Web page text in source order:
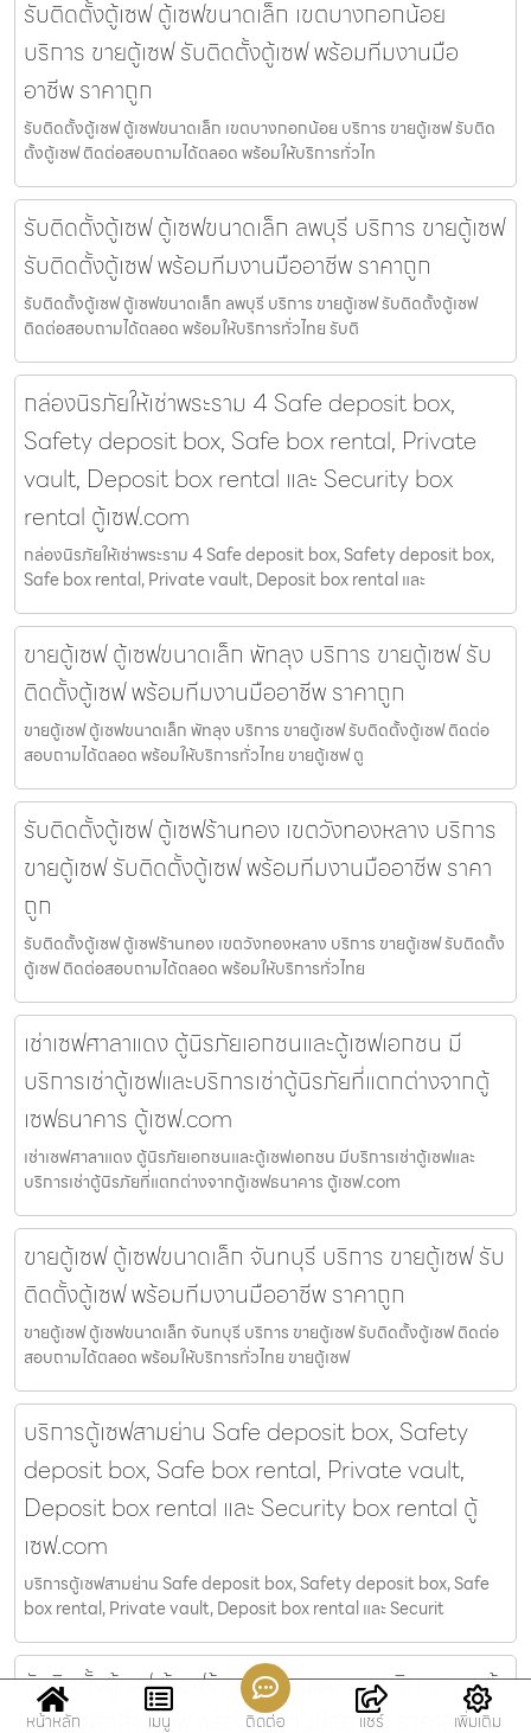
รับติดตั้งตู้เซฟ ตู้เซฟขนาดเล็ก เขตบางกอกน้อย
บริการ ขายตู้เซฟ รับติดตั้งตู้เซฟ พร้อมทีมงานมือ
อาชีพ ราคาถูก
รับติดตั้งตู้เซฟ ตู้เซฟขนาดเล็ก เขตบางกอกน้อย บริการ ขายตู้เซฟ รับติด
ตั้งตู้เซฟ ติดต่อสอบถามได้ตลอด พร้อมให้บริการทั่วไท
รับติดตั้งตู้เซฟ ตู้เซฟขนาดเล็ก ลพบุรี บริการ ขายตู้เซฟ
รับติดตั้งตู้เซฟ พร้อมทีมงานมืออาชีพ ราคาถูก
รับติดตั้งตู้เซฟ ตู้เซฟขนาดเล็ก ลพบุรี บริการ ขายตู้เซฟ รับติดตั้งตู้เซฟ
ติดต่อสอบถามได้ตลอด พร้อมให้บริการทั่วไทย รับติ
กล่องนิรภัยให้เช่าพระราม 4 Safe deposit box,
Safety deposit box, Safe box rental, Private
vault, Deposit box rental และ Security box
rental ตู้เซฟ.com
กล่องนิรภัยให้เช่าพระราม 4 Safe deposit box, Safety deposit box,
Safe box rental, Private vault, Deposit box rental และ
ขายตู้เซฟ ตู้เซฟขนาดเล็ก พัทลุง บริการ ขายตู้เซฟ รับ
ติดตั้งตู้เซฟ พร้อมทีมงานมืออาชีพ ราคาถูก
ขายตู้เซฟ ตู้เซฟขนาดเล็ก พัทลุง บริการ ขายตู้เซฟ รับติดตั้งตู้เซฟ ติดต่อ
สอบถามได้ตลอด พร้อมให้บริการทั่วไทย ขายตู้เซฟ ตู
รับติดตั้งตู้เซฟ ตู้เซฟร้านทอง เขตวังทองหลาง บริการ
ขายตู้เซฟ รับติดตั้งตู้เซฟ พร้อมทีมงานมืออาชีพ ราคา
ถูก
รับติดตั้งตู้เซฟ ตู้เซฟร้านทอง เขตวังทองหลาง บริการ ขายตู้เซฟ รับติดตั้ง
ตู้เซฟ ติดต่อสอบถามได้ตลอด พร้อมให้บริการทั่วไทย
เช่าเซฟศาลาแดง ตู้นิรภัยเอกชนและตู้เซฟเอกชน มี
บริการเช่าตู้เซฟและบริการเช่าตู้นิรภัยที่แตกต่างจากตู้
เซฟธนาคาร ตู้เซฟ.com
เช่าเซฟศาลาแดง ตู้นิรภัยเอกชนและตู้เซฟเอกชน มีบริการเช่าตู้เซฟและ
บริการเช่าตู้นิรภัยที่แตกต่างจากตู้เซฟธนาคาร ตู้เซฟ.com
ขายตู้เซฟ ตู้เซฟขนาดเล็ก จันทบุรี บริการ ขายตู้เซฟ รับ
ติดตั้งตู้เซฟ พร้อมทีมงานมืออาชีพ ราคาถูก
ขายตู้เซฟ ตู้เซฟขนาดเล็ก จันทบุรี บริการ ขายตู้เซฟ รับติดตั้งตู้เซฟ ติดต่อ
สอบถามได้ตลอด พร้อมให้บริการทั่วไทย ขายตู้เซฟ
บริการตู้เซฟสามย่าน Safe deposit box, Safety
deposit box, Safe box rental, Private vault,
Deposit box rental และ Security box rental ตู้
เซฟ.com
บริการตู้เซฟสามย่าน Safe deposit box, Safety deposit box, Safe
box rental, Private vault, Deposit box rental และ Securit
รับติดตั้งตู้เซฟ ตู้เซฟร้านทอง หนองคาย บริการ ขายตู้
เซฟ รับติดตั้งตู้เซฟ พร้อมทีมงานมืออาชีพ ราคาถูก
หน้าหลัก เมนู ติดต่อ แชร์ เพิ่มเติม